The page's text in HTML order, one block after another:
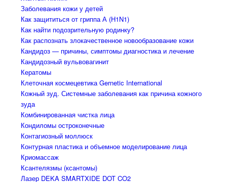
Заболевания кожи у детей
Как защититься от гриппа А (H1N1)
Как найти подозрительную родинку?
Как распознать злокачественное новообразование кожи
Кандидоз — причины, симптомы диагностика и лечение
Кандидозный вульвовагинит
Кератомы
Клеточная космецевтика Gernetic International
Кожный зуд. Системные заболевания как причина кожного
зуда
Комбинированная чистка лица
Кондиломы остроконечные
Контагиозный моллюск
Контурная пластика и объемное моделирование лица
Криомассаж
Ксантелязмы (ксантомы)
Лазер DEKA SMARTXIDE DOT CO2